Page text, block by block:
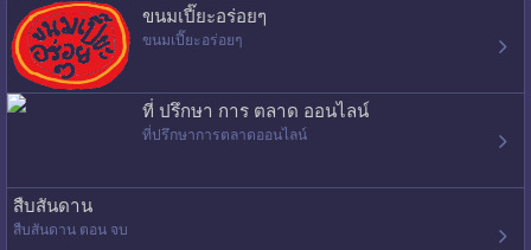
ขนมเปี๊ยะอร่อยๆ
ขนมเปี๊ยะอร่อยๆ
ที่ ปรึกษา การ ตลาด ออนไลน์
ที่ปรึกษาการตลาดออนไลน์
สืบสันดาน
สืบสันดาน ตอน จบ